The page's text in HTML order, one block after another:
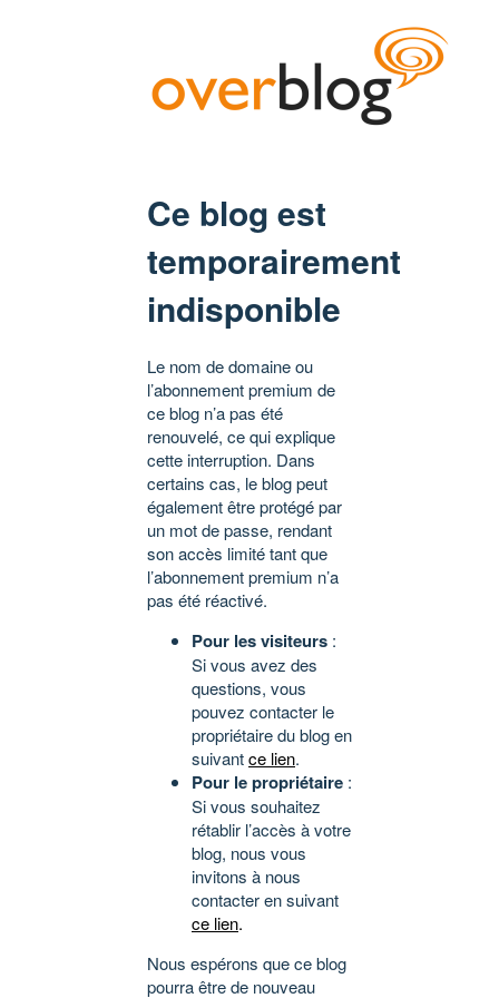
Ce blog est
temporairement
indisponible
Le nom de domaine ou
l’abonnement premium de
ce blog n’a pas été
renouvelé, ce qui explique
cette interruption. Dans
certains cas, le blog peut
également être protégé par
un mot de passe, rendant
son accès limité tant que
l’abonnement premium n’a
pas été réactivé.
Pour les visiteurs :
Si vous avez des
questions, vous
pouvez contacter le
propriétaire du blog en
suivantce lien.
Pour le propriétaire :
Si vous souhaitez
rétablir l’accès à votre
blog, nous vous
invitons à nous
contacter en suivant
ce lien.
Nous espérons que ce blog
pourra être de nouveau